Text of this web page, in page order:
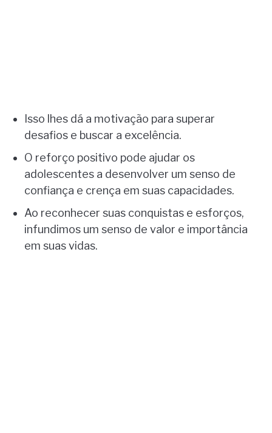
Isso lhes dá a motivação para superar
desafios e buscar a excelência.
O reforço positivo pode ajudar os
adolescentes a desenvolver um senso de
confiança e crença em suas capacidades.
Ao reconhecer suas conquistas e esforços,
infundimos um senso de valor e importância
em suas vidas.